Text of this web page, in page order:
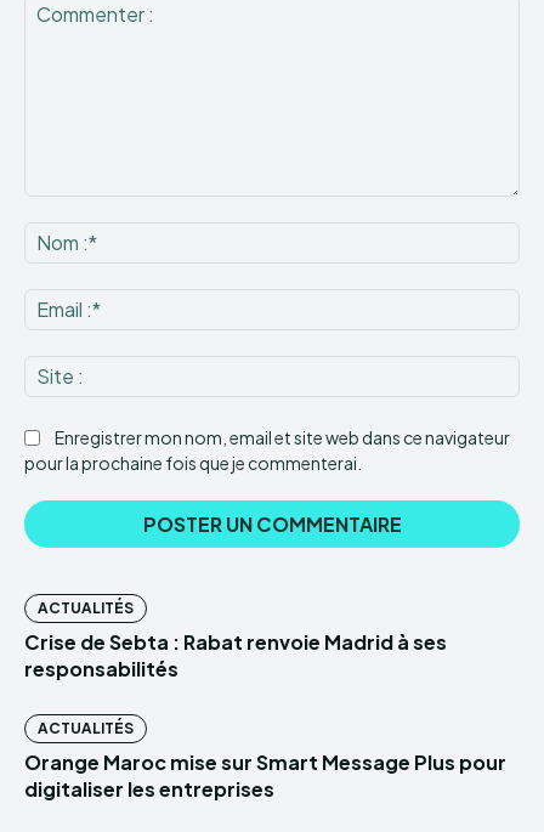
:*
:*
:
Enregistrer mon nom, email et site web dans ce navigateur
pour la prochaine fois que je commenterai.
ACTUALITÉS
Crise de Sebta : Rabat renvoie Madrid à ses
responsabilités
ACTUALITÉS
Orange Maroc mise sur Smart Message Plus pour
digitaliser les entreprises